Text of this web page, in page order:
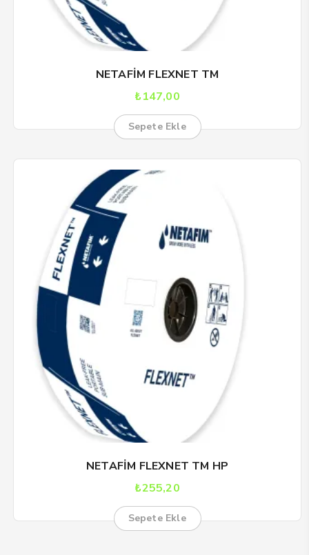
NETAFİM FLEXNET TM
₺147,00
Sepete Ekle
NETAFİM FLEXNET TM HP
₺255,20
Sepete Ekle